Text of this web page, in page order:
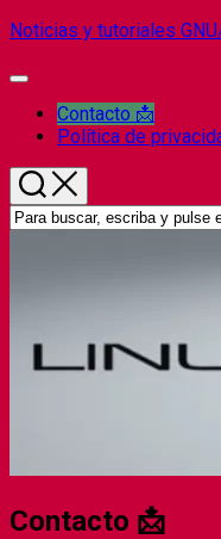
Saltar
contenido
Noticias y tutoriales
Ampliar
menú Página
actual:
Contacto 📩
Política de
Contacto 📩